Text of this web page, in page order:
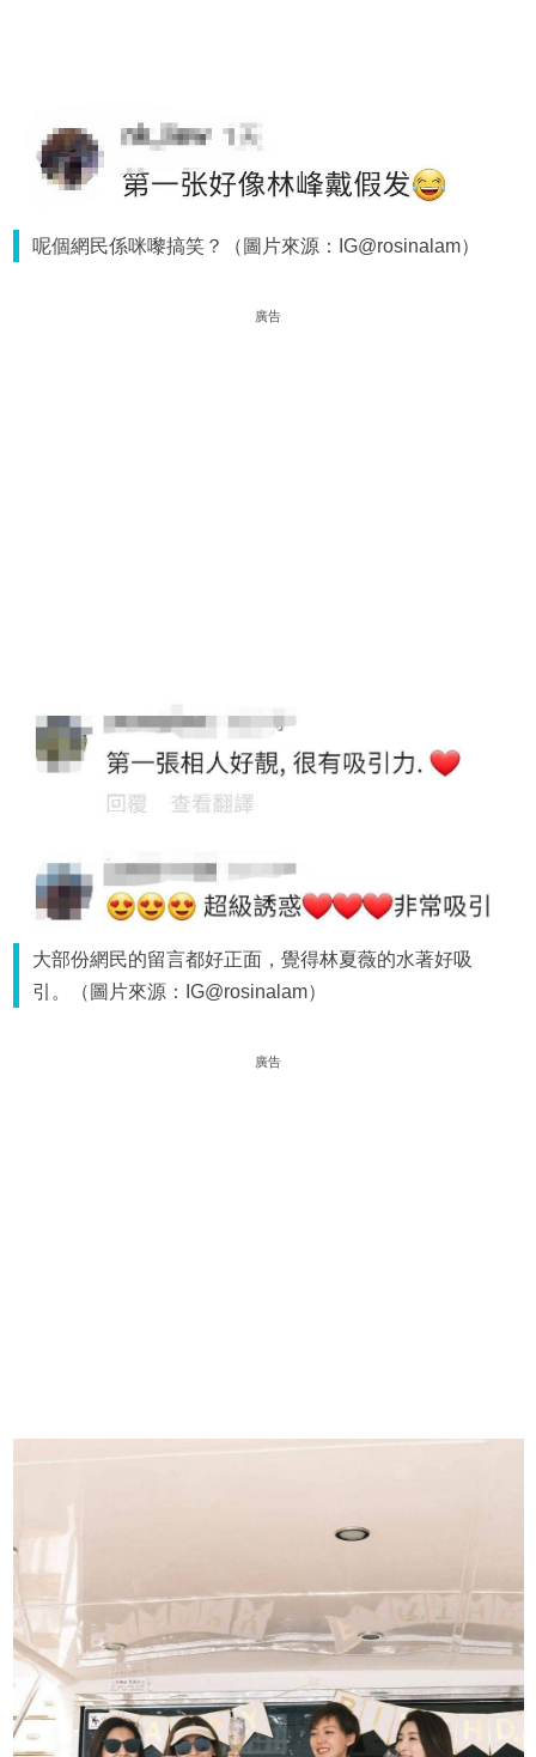
呢個網民係咪嚟搞笑？（圖片來源：IG@rosinalam）
廣告
大部份網民的留言都好正面，覺得林夏薇的水著好吸
引。（圖片來源：IG@rosinalam）
廣告